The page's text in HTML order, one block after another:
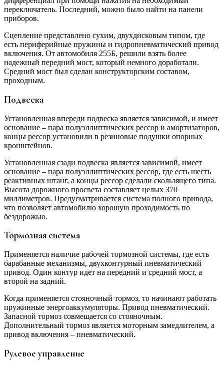
переключатель. Последний, можно было найти на панели
приборов.
Сцепление представлено сухим, двухдисковым типом, где
есть периферийные пружины и гидропневматический привод
включения. От автомобиля 255Б, решили взять более
надежный передний мост, который немного доработали.
Средний мост был сделан конструкторским составом,
проходным.
Подвеска
Установленная впереди подвеска является зависимой, и имеет
основание – пара полуэллиптических рессор и амортизаторов,
концы рессор установили в резиновые подушки опорных
кронштейнов.
Установленная сзади подвеска является зависимой, имеет
основание – пара полуэллиптических рессор, где есть шесть
реактивных штанг, а концы рессор сделали скользящего типа.
Высота дорожного просвета составляет целых 370
миллиметров. Предусматривается система полного привода,
что позволяет автомобилю хорошую проходимость по
бездорожью.
Тормозная система
Применяется наличие рабочей тормозной системы, где есть
барабанные механизмы, двухконтурный пневматический
привод. Один контур идет на передний и средний мост, а
второй на задний.
Когда применяется стояночный тормоз, то начинают работать
пружинные энергоаккумуляторы. Привод пневматический.
Запасной тормоз совмещается со стояночным.
Дополнительный тормоз является моторным замедлителем, а
привод включения – пневматический.
Рулевое управление